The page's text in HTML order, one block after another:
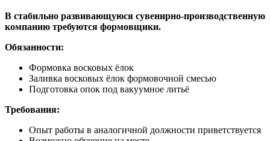
В стабильно развивающуюся сувенирно-производственную
компанию требуются формовщики.
Обязанности:
Формовка восковых ёлок
Заливка восковых ёлок формовочной смесью
Подготовка опок под вакуумное литьё
Требования:
Опыт работы в аналогичной должности приветствуется